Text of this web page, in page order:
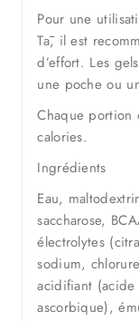
Pour une
Tā, il est
d’effort. Les
une poche ou
Chaque
calories.
Ingrédients
Eau,
saccharose,
électrolytes
sodium,
acidifiant
ascorbique),